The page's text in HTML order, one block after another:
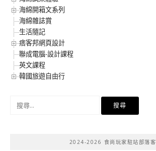
海綿開箱文系列
海綿雜誌賞
生活隨記
痞客邦網頁設計
聯成電腦-設計課程
英文課程
韓國旅遊自由行
2024-2026 食尚玩家駐站部落客